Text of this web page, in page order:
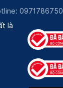
0971786750
là